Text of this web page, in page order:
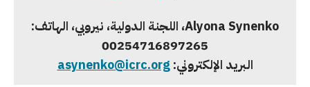
Alyona Synenko، اللجنة الدولية، نيروبي، الهاتف:
00254716897265
البريد الإلكتروني:asynenko@icrc.org